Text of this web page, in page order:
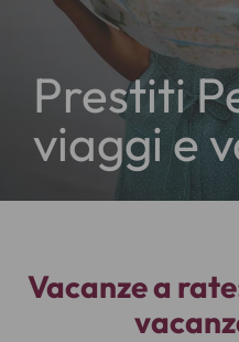
Prestiti
viaggi e
Vacanze a